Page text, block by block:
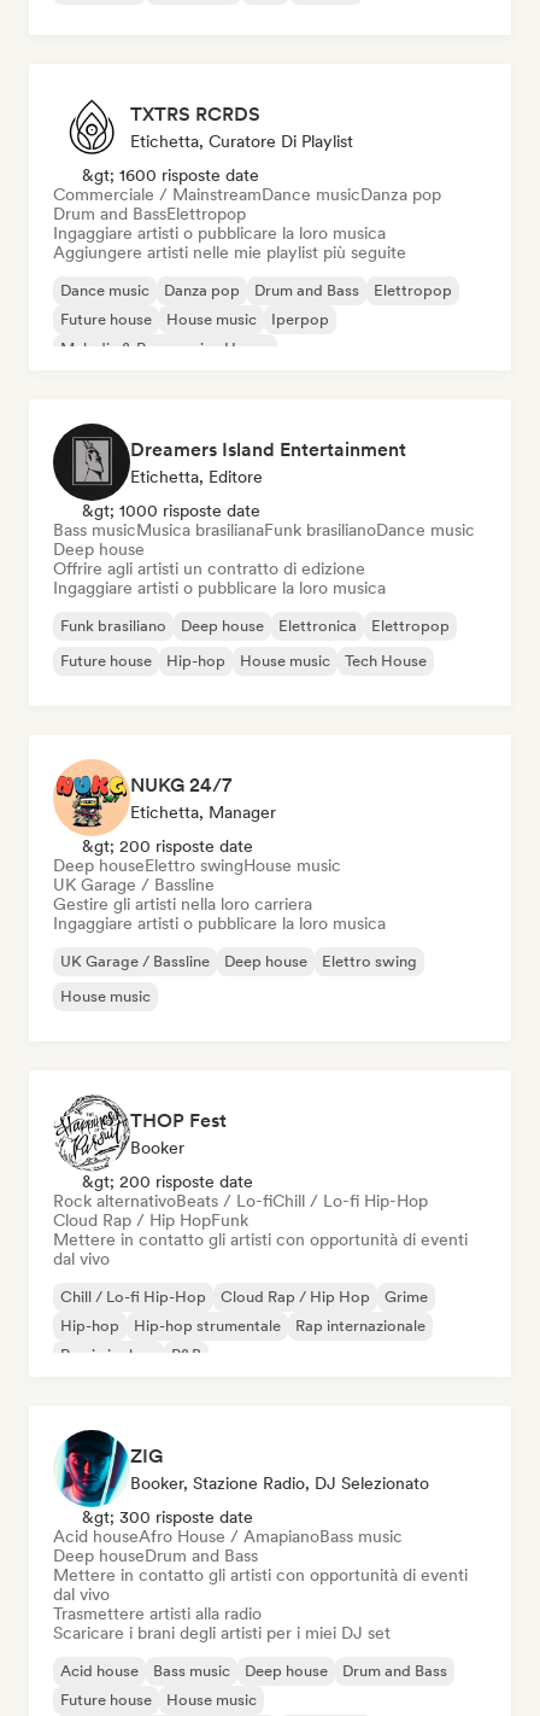
TXTRS RCRDS
Etichetta, Curatore Di Playlist
&gt; 1600 risposte date
Commerciale / MainstreamDance musicDanza pop
Drum and BassElettropop
Ingaggiare artisti o pubblicare la loro musica
Aggiungere artisti nelle mie playlist più seguite
Dance music Danza pop Drum and Bass
Elettropop
Future house
House music
Iperpop
Melodic & Progressive House
Dreamers Island Entertainment
Etichetta, Editore
&gt; 1000 risposte date
Bass musicMusica brasilianaFunk brasilianoDance music
Deep house
Offrire agli artisti un contratto di edizione
Ingaggiare artisti o pubblicare la loro musica
Funk brasiliano Deep house Elettronica
Elettropop
Future house
Hip-hop House music Tech House
NUKG 24/7
Etichetta, Manager
&gt; 200 risposte date
Deep houseElettro swingHouse music
UK Garage / Bassline
Gestire gli artisti nella loro carriera
Ingaggiare artisti o pubblicare la loro musica
UK Garage / Bassline Deep house
Elettro swing
House music
THOP Fest
Booker
&gt; 200 risposte date
Rock alternativoBeats / Lo-fiChill / Lo-fi Hip-Hop
Cloud Rap / Hip HopFunk
Mettere in contatto gli artisti con opportunità di eventi
dal vivo
Chill / Lo-fi Hip-Hop Cloud Rap / Hip Hop
Grime
Hip-hop
Hip-hop strumentale
Rap internazionale
Rap in inglese
R&B
ZIG
Booker, Stazione Radio, DJ Selezionato
&gt; 300 risposte date
Acid houseAfro House / AmapianoBass music
Deep houseDrum and Bass
Mettere in contatto gli artisti con opportunità di eventi
dal vivo
Trasmettere artisti alla radio
Scaricare i brani degli artisti per i miei DJ set
Acid house Bass music Deep house
Drum and Bass
Future house
House music